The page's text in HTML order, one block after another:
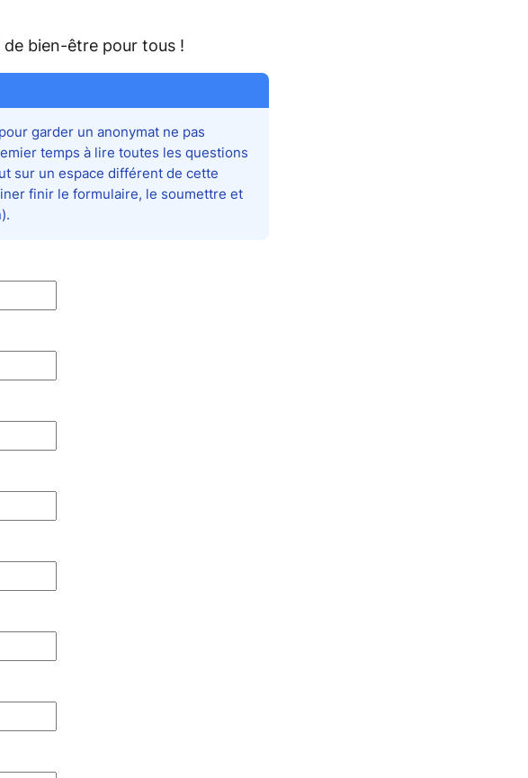
de bien-être pour tous !
garder un anonymat ne pas
temps à lire toutes les questions
sur un espace différent de cette
finir le formulaire, le soumettre et